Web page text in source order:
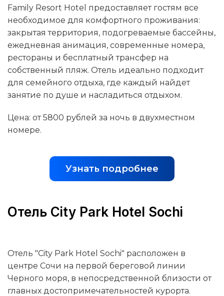
Family Resort Hotel предоставляет гостям все
необходимое для комфортного проживания:
закрытая территория, подогреваемые бассейны,
ежедневная анимация, современные номера,
рестораны и бесплатный трансфер на
собственный пляж. Отель идеально подходит
для семейного отдыха, где каждый найдет
занятие по душе и насладиться отдыхом.
Цена: от 5800 рублей за ночь в двухместном
номере.
Узнать подробнее
Отель City Park Hotel Sochi
Отель "City Park Hotel Sochi" расположен в
центре Сочи на первой береговой линии
Черного моря, в непосредственной близости от
главных достопримечательностей курорта.